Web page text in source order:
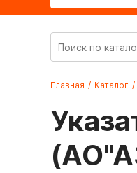
Главная / Каталог /